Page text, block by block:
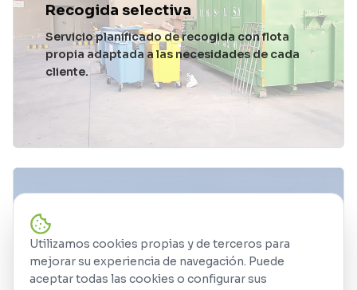
Recogida selectiva
Servicio planificado de recogida con flota
propia adaptada a las necesidades de cada
cliente.
Recepción de residuos
Utilizamos cookies propias y de terceros para
mejorar su experiencia de navegación. Puede
aceptar todas las cookies o configurar sus